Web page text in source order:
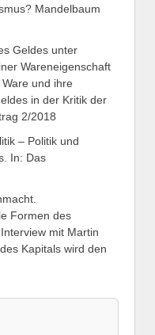
Mandelbaum
Geldes unter
Wareneigenschaft
und ihre
in der Kritik der
2/2018
– Politik und
In: Das
Formen des
mit Martin
Kapitals wird den